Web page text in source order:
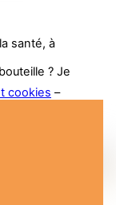
santé, à
cookies –
? Je